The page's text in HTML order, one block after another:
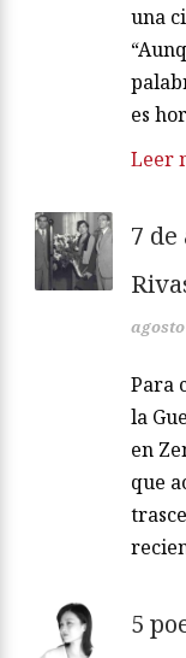
una
es
Leer
7 de
agosto
Para
la
en
que
5